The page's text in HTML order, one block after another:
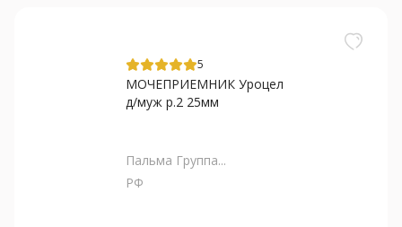
5
МОЧЕПРИЕМНИК Уроцел
д/муж р.2 25мм
Пальма Группа...
РФ